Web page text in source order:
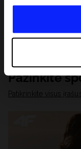
duomenimis,
paslaugomis.
Jūsų asmeninę
analitinius
partnerių siūlomus
Išsamią
skiltyje „Išsami
Pažinkite
Patikrinkite visus